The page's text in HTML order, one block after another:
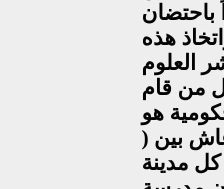
باحتضان
هذه
العلوم
من قام
هو
بين (
كل مدينة